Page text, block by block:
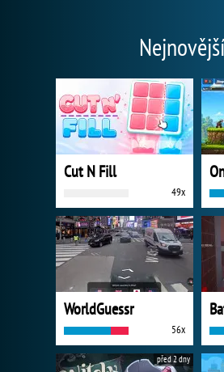
Cut N Fill
49x
WorldGuessr
56x
před 2 dny